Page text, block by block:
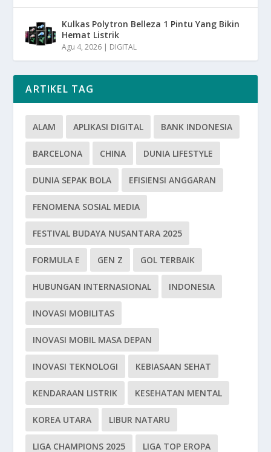
Kulkas Polytron Belleza 1 Pintu Yang Bikin
Hemat Listrik
Agu 4, 2026 | DIGITAL
ARTIKEL TAG
ALAM APLIKASI DIGITAL BANK INDONESIA
BARCELONA CHINA DUNIA LIFESTYLE
DUNIA SEPAK BOLA EFISIENSI ANGGARAN
FENOMENA SOSIAL MEDIA
FESTIVAL BUDAYA NUSANTARA 2025
FORMULA E GEN Z GOL TERBAIK
HUBUNGAN INTERNASIONAL INDONESIA
INOVASI MOBILITAS
INOVASI MOBIL MASA DEPAN
INOVASI TEKNOLOGI KEBIASAAN SEHAT
KENDARAAN LISTRIK KESEHATAN MENTAL
KOREA UTARA LIBUR NATARU
LIGA CHAMPIONS 2025 LIGA TOP EROPA